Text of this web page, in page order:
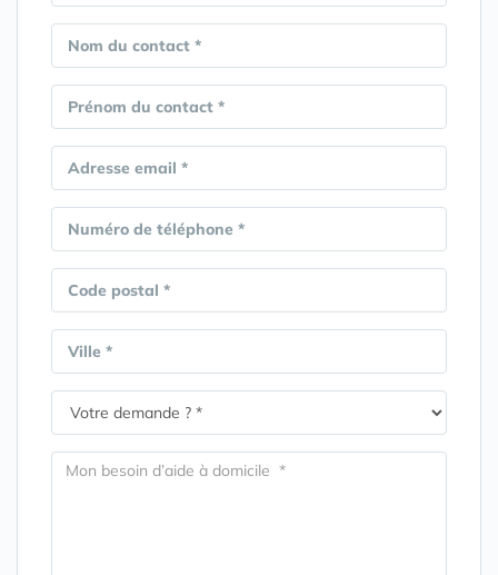
Nom du contact *
Prénom du contact *
Adresse email *
Numéro de téléphone *
Code postal *
Ville *